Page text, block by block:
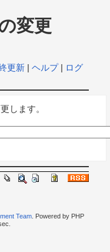
変更
更新| ヘルプ| ログ
します。
Team. Powered by PHP